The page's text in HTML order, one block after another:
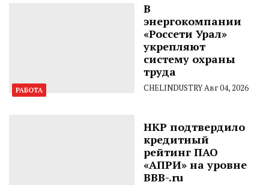
РАБОТА
В
энергокомпании
«Россети Урал»
укрепляют
систему охраны
труда
CHELINDUSTRYАвг 04, 2026
НКР подтвердило
кредитный
рейтинг ПАО
«АПРИ» на уровне
BBB-.ru